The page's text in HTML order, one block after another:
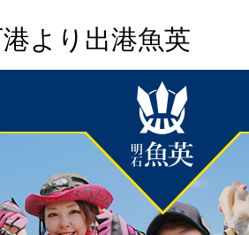
より出港魚英